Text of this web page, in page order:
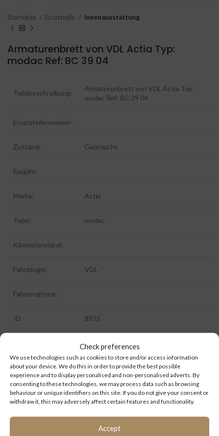
Check preferences
We use technologies such as cookies to store and/or access information
about your device. We do this in order to provide the best possible
experience and to display personalised and non-personalised adverts. By
consenting to these technologies, we may process data such as browsing
behaviour or unique identifiers on this site. If you do not give your consent or
withdraw it, this may adversely affect certain features and functionality.
Accept
Startseite Ersatzteile Innenausstattung
Armaturenbrett von VDL Actia Typ:
modac Ref: BC 39 04
Teilebeschreibung:
Armaturenbrett von VDL Actia Typ:
modac Ref: BC 39 04
Ersatzteilenummer:
Zustand: Gebraucht
Baujahr:
Marke: Actia
Type: modac
Kilometerstand:
Fahrzeuge: VDL
Fahrzeugtype:
ID: 8935